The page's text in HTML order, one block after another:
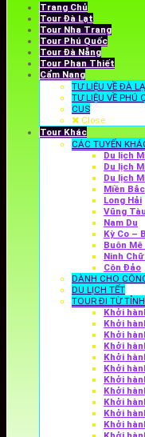
Trang Chủ
Tour Đà Lạt
Tour Nha Trang
Tour Phú Quốc
Tour Đà Nẵng
Tour Phan Thiết
Cẩm Nang
TƯ LIỆU VỀ ĐÀ
TƯ LIỆU VỀ PHÚ
CUS
Close
Tour Khác
CÁC TUYẾN
Du lịch
Du lịch
Du lịch
Miền Bắc
Long Hải
Vũng Tàu
Nam Du
Kỳ Co –
Buôn
Ninh
Côn Đảo
DÀNH CHO
DU LỊCH TẾT
TOUR ĐI TỪ TỈNH
Khởi
Khởi
Khởi
Khởi
Khởi
Khởi
Khởi
Khởi
Khởi
Khởi
Khởi